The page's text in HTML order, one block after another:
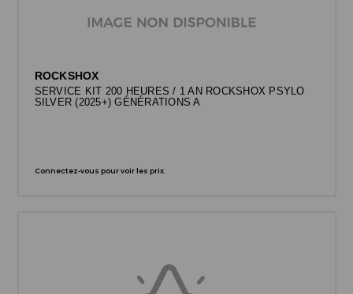
ROCKSHOX
SERVICE KIT 200 HEURES / 1 AN ROCKSHOX PSYLO
SILVER (2025+) GÉNÉRATIONS A
Connectez-vous pour voir les prix.